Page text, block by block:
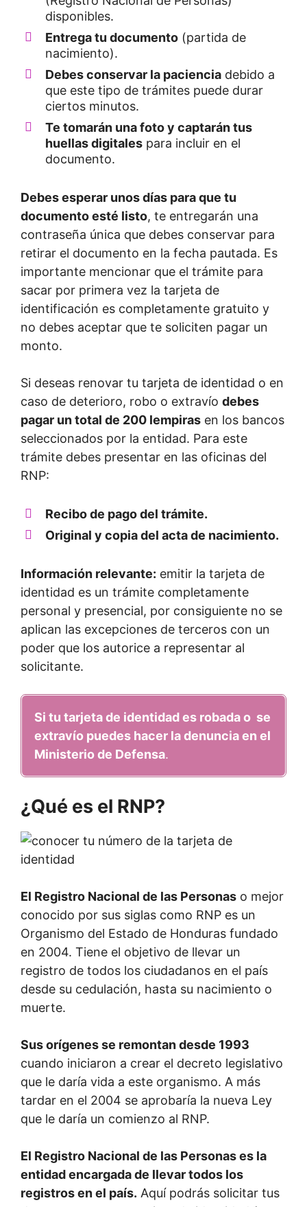
disponibles.
Entrega tu documento (partida de
nacimiento).
Debes conservar la paciencia debido a
que este tipo de trámites puede durar
ciertos minutos.
Te tomarán una foto y captarán tus
huellas digitales para incluir en el
documento.
Debes esperar unos días para que tu
documento esté listo, te entregarán una
contraseña única que debes conservar para
retirar el documento en la fecha pautada. Es
importante mencionar que el trámite para
sacar por primera vez la tarjeta de
identificación es completamente gratuito y
no debes aceptar que te soliciten pagar un
monto.
Si deseas renovar tu tarjeta de identidad o en
caso de deterioro, robo o extravío debes
pagar un total de 200 lempiras en los bancos
seleccionados por la entidad. Para este
trámite debes presentar en las oficinas del
RNP:
Recibo de pago del trámite.
Original y copia del acta de nacimiento.
Información relevante: emitir la tarjeta de
identidad es un trámite completamente
personal y presencial, por consiguiente no se
aplican las excepciones de terceros con un
poder que los autorice a representar al
solicitante.
Si tu tarjeta de identidad es robada o se
extravío puedes hacer la denuncia en el
Ministerio de Defensa.
¿Qué es el RNP?
El Registro Nacional de las Personas o mejor
conocido por sus siglas como RNP es un
Organismo del Estado de Honduras fundado
en 2004. Tiene el objetivo de llevar un
registro de todos los ciudadanos en el país
desde su cedulación, hasta su nacimiento o
muerte.
Sus orígenes se remontan desde 1993
cuando iniciaron a crear el decreto legislativo
que le daría vida a este organismo. A más
tardar en el 2004 se aprobaría la nueva Ley
que le daría un comienzo al RNP.
El Registro Nacional de las Personas es la
entidad encargada de llevar todos los
registros en el país. Aquí podrás solicitar tus